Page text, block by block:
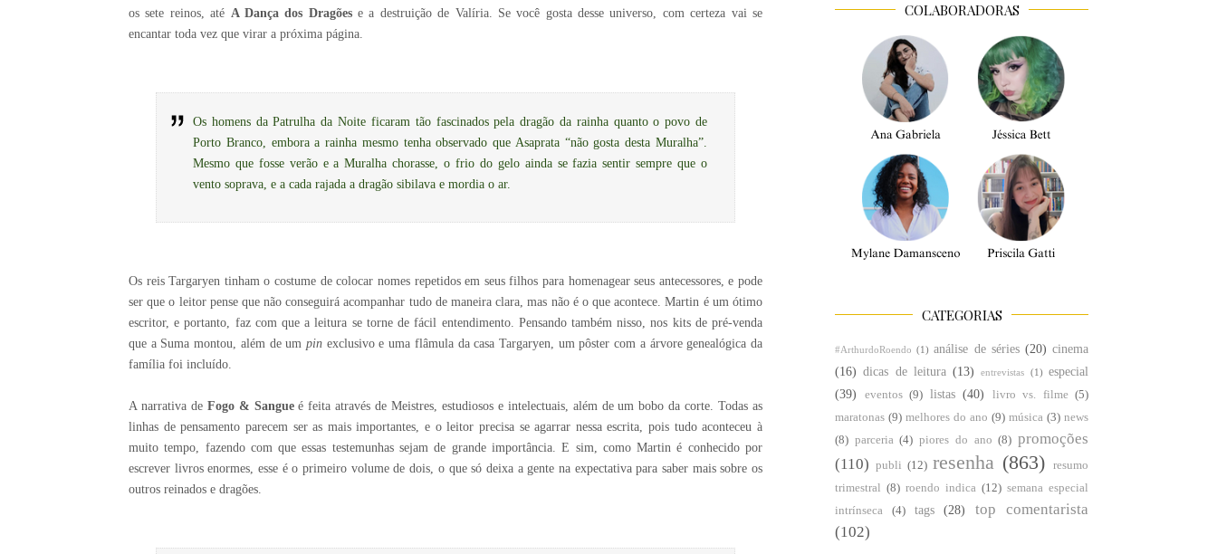
os sete reinos, até A Dança dos Dragõese a destruição de Valíria. Se você gosta desse universo, com certeza vai se
encantar toda vez que virar a próxima página.
Os homens da Patrulha da Noite ficaram tão fascinados pela dragão da rainha quanto o povo de
Porto Branco, embora a rainha mesmo tenha observado que Asaprata “não gosta desta Muralha”.
Mesmo que fosse verão e a Muralha chorasse, o frio do gelo ainda se fazia sentir sempre que o
vento soprava, e a cada rajada a dragão sibilava e mordia o ar.
Os reis Targaryen tinham o costume de colocar nomes repetidos em seus filhos para homenagear seus antecessores, e pode
ser que o leitor pense que não conseguirá acompanhar tudo de maneira clara, mas não é o que acontece. Martin é um ótimo
escritor, e portanto, faz com que a leitura se torne de fácil entendimento. Pensando também nisso, nos kits de pré-venda
que a Suma montou, além de um pin exclusivo e uma flâmula da casa Targaryen, um pôster com a árvore genealógica da
família foi incluído.
A narrativa de Fogo & Sangueé feita através de Meistres, estudiosos e intelectuais, além de um bobo da corte. Todas as
linhas de pensamento parecem ser as mais importantes, e o leitor precisa se agarrar nessa escrita, pois tudo aconteceu à
muito tempo, fazendo com que essas testemunhas sejam de grande importância. E sim, como Martin é conhecido por
escrever livros enormes, esse é o primeiro volume de dois, o que só deixa a gente na expectativa para saber mais sobre os
outros reinados e dragões.
COLABORADORAS
CATEGORIAS
#ArthurdoRoendo (1) análise de séries (20) cinema
(16) dicas de leitura (13) entrevistas (1) especial
(39)
eventos (9) listas (40) livro vs. filme (5)
maratonas (9) melhores do ano (9) música (3) news
(8) parceria (4) piores do ano (8) promoções
(110) publi (12) resenha (863)
resumo
trimestral (8) roendo indica (12) semana especial
intrínseca
(4) tags (28)
top comentarista
(102)